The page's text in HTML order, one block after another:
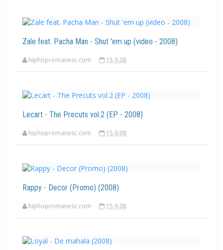
Zale feat. Pacha Man - Shut 'em up (video - 2008)
hiphopromanesc.com 15.9.08
Lecart - The Precuts vol.2 (EP - 2008)
hiphopromanesc.com 15.9.08
Rappy - Decor (Promo) (2008)
hiphopromanesc.com 15.9.08